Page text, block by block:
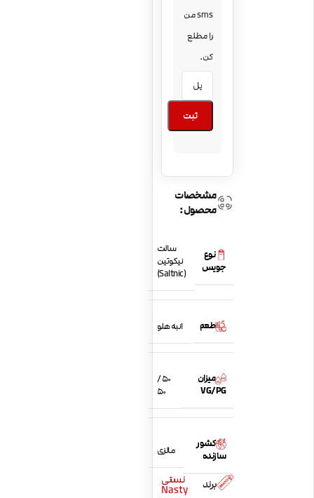
sms من
را مطلع
کن.
ثبت
مشخصات
محصول:
نوع
جویس
سالت
نیکوتین
(Saltnic)
طعم انبه هلو
میزان
VG/PG
50 /
50
کشور
سازنده
مالزی
برند نستی
Nasty